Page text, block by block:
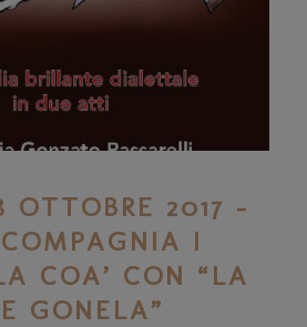
OTTOBRE 2017 –
I
COA’ CON “LA
GONELA”